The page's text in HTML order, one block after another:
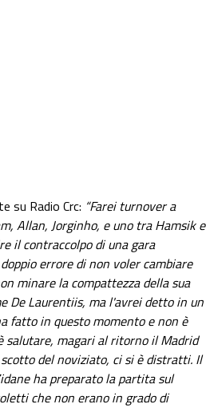
su Radio Crc: “Farei turnover a
Allan, Jorginho, e uno tra Hamsik e
il contraccolpo di una gara
errore di non voler cambiare
minare la compattezza della sua
De Laurentiis, ma l'avrei detto in un
fatto in questo momento e non è
salutare, magari al ritorno il Madrid
del noviziato, ci si è distratti. Il
ha preparato la partita sul
che non erano in grado di